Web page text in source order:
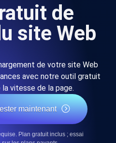
de
site Web
de votre site Web
avec notre outil gratuit
vitesse de la page.
maintenant
Plan gratuit inclus ; essai